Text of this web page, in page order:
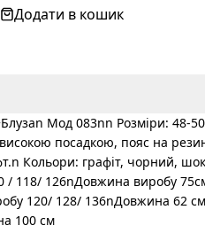
Додати в кошик
Мод 083nn Розміри: 48-
посадкою, пояс на
Кольори: графіт, чорний,
/ 118/ 126nДовжина виробу
120/ 128/ 136nДовжина 62
100 см